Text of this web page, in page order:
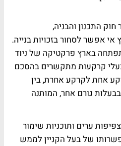
חוק התכנון והבניה,
בארץ אי אפשר לסחור בזכויות בנייה.
בארץ פרקטיקה של ניוד
קרקעות מתקשרים בהסכם
אחת לקרקע אחרת, בין
גורם אחר, המותנה
ערים ותוכניות שימור
של בעל הקניין לממש